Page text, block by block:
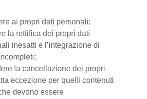
ai propri dati personali;
la rettifica dei propri dati
inesatti e l’integrazione di
la cancellazione dei propri
eccezione per quelli contenuti
devono essere